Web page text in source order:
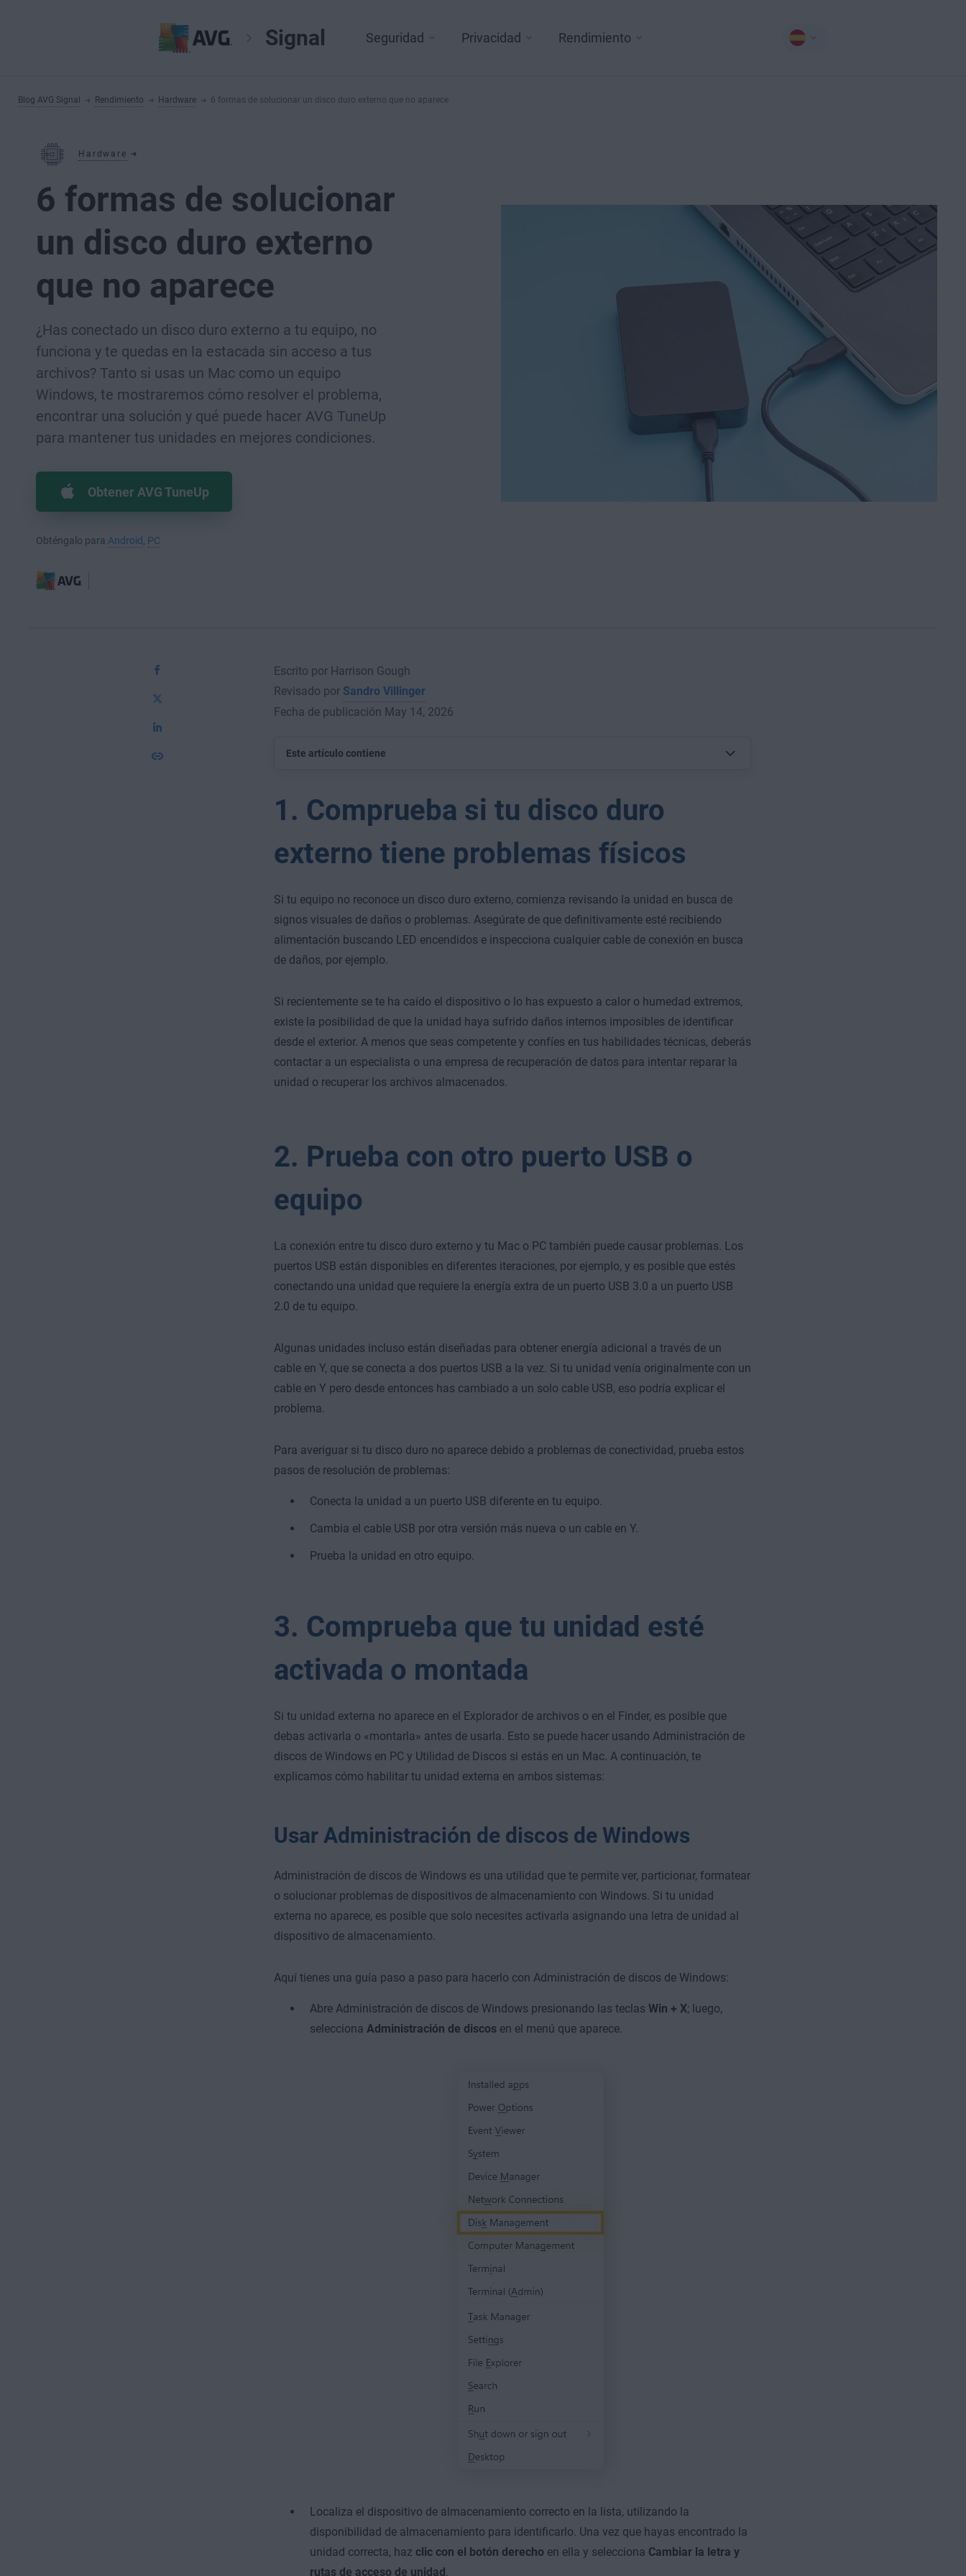
Signal Seguridad Privacidad Rendimiento
Blog AVG Signal Rendimiento Hardware 6 formas de solucionar un disco duro externo que no aparece
Hardware
6 formas de solucionar
un disco duro externo
que no aparece
¿Has conectado un disco duro externo a tu equipo, no
funciona y te quedas en la estacada sin acceso a tus
archivos? Tanto si usas un Mac como un equipo
Windows, te mostraremos cómo resolver el problema,
encontrar una solución y qué puede hacer AVG TuneUp
para mantener tus unidades en mejores condiciones.
Obtener AVG TuneUp
Obténgalo para Android PC
Escrito por Harrison Gough
Revisado por Sandro Villinger
Fecha de publicación May 14, 2026
Este artículo contiene
1. Comprueba si tu disco duro
externo tiene problemas físicos
Si tu equipo no reconoce un disco duro externo, comienza revisando la unidad en busca de
signos visuales de daños o problemas. Asegúrate de que definitivamente esté recibiendo
alimentación buscando LED encendidos e inspecciona cualquier cable de conexión en busca
de daños, por ejemplo.
Si recientemente se te ha caído el dispositivo o lo has expuesto a calor o humedad extremos,
existe la posibilidad de que la unidad haya sufrido daños internos imposibles de identificar
desde el exterior. A menos que seas competente y confíes en tus habilidades técnicas, deberás
contactar a un especialista o una empresa de recuperación de datos para intentar reparar la
unidad o recuperar los archivos almacenados.
2. Prueba con otro puerto USB o
equipo
La conexión entre tu disco duro externo y tu Mac o PC también puede causar problemas. Los
puertos USB están disponibles en diferentes iteraciones, por ejemplo, y es posible que estés
conectando una unidad que requiere la energía extra de un puerto USB 3.0 a un puerto USB
2.0 de tu equipo.
Algunas unidades incluso están diseñadas para obtener energía adicional a través de un
cable en Y, que se conecta a dos puertos USB a la vez. Si tu unidad venía originalmente con un
cable en Y pero desde entonces has cambiado a un solo cable USB, eso podría explicar el
problema.
Para averiguar si tu disco duro no aparece debido a problemas de conectividad, prueba estos
pasos de resolución de problemas:
Conecta la unidad a un puerto USB diferente en tu equipo.
Cambia el cable USB por otra versión más nueva o un cable en Y.
Prueba la unidad en otro equipo.
3. Comprueba que tu unidad esté
activada o montada
Si tu unidad externa no aparece en el Explorador de archivos o en el Finder, es posible que
debas activarla o «montarla» antes de usarla. Esto se puede hacer usando Administración de
discos de Windows en PC y Utilidad de Discos si estás en un Mac. A continuación, te
explicamos cómo habilitar tu unidad externa en ambos sistemas:
Usar Administración de discos de Windows
Administración de discos de Windows es una utilidad que te permite ver, particionar, formatear
o solucionar problemas de dispositivos de almacenamiento con Windows. Si tu unidad
externa no aparece, es posible que solo necesites activarla asignando una letra de unidad al
dispositivo de almacenamiento.
Aquí tienes una guía paso a paso para hacerlo con Administración de discos de Windows:
Abre Administración de discos de Windows presionando las teclas Win + X; luego,
selecciona Administración de discosen el menú que aparece.
Localiza el dispositivo de almacenamiento correcto en la lista, utilizando la
disponibilidad de almacenamiento para identificarlo. Una vez que hayas encontrado la
unidad correcta, haz clic con el botón derechoen ella y selecciona Cambiar la letra y
rutas de acceso de unidad.